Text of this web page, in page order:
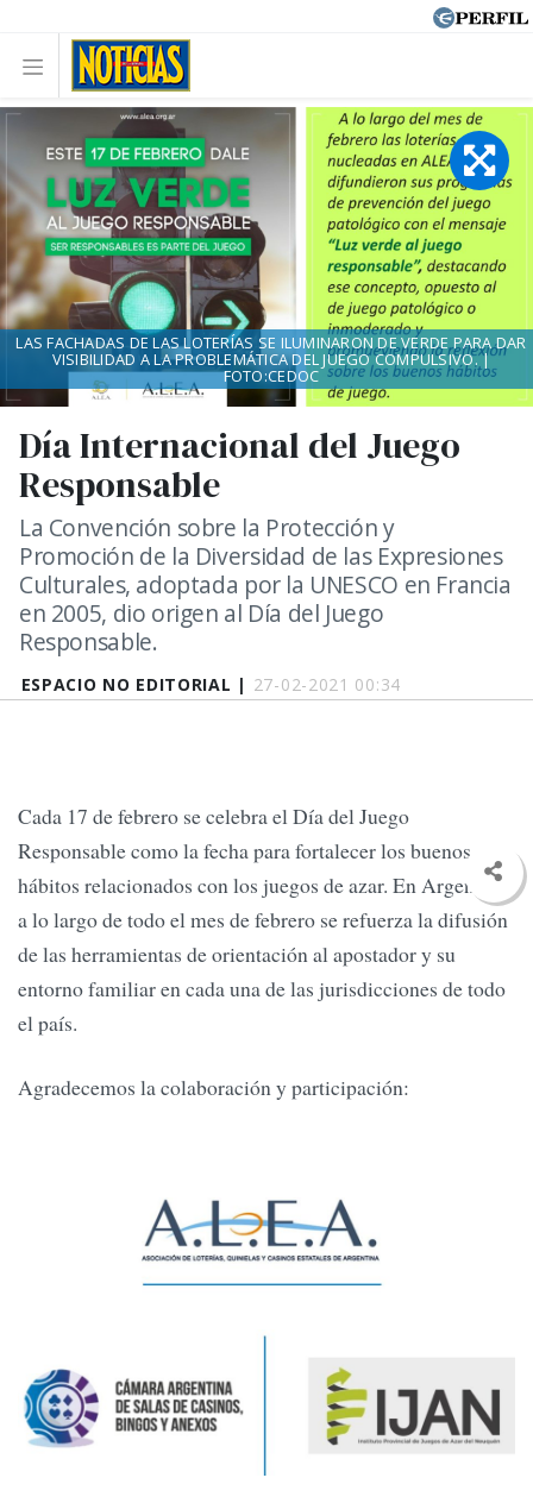
ESPACIO NO EDITORIAL | 27-02-2021 00:34
Día Internacional del Juego
Responsable
La Convención sobre la Protección y
Promoción de la Diversidad de las Expresiones
Culturales, adoptada por la UNESCO en Francia
en 2005, dio origen al Día del Juego
Responsable.
LAS FACHADAS DE LAS LOTERÍAS SE ILUMINARON DE VERDE PARA DAR
VISIBILIDAD A LA PROBLEMÁTICA DEL JUEGO COMPULSIVO. |
FOTO:CEDOC
Cada 17 de febrero se celebra el Día del Juego
Responsable como la fecha para fortalecer los buenos
hábitos relacionados con los juegos de azar. En Argentina
a lo largo de todo el mes de febrero se refuerza la difusión
de las herramientas de orientación al apostador y su
entorno familiar en cada una de las jurisdicciones de todo
el país.
Agradecemos la colaboración y participación: